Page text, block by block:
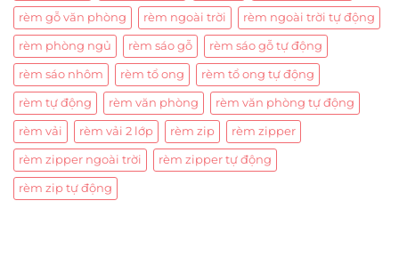
rèm gỗ văn phòng rèm ngoài trời rèm ngoài trời tự động
rèm phòng ngủ rèm sáo gỗ rèm sáo gỗ tự động
rèm sáo nhôm rèm tổ ong rèm tổ ong tự động
rèm tự động rèm văn phòng rèm văn phòng tự động
rèm vải rèm vải 2 lớp rèm zip rèm zipper
rèm zipper ngoài trời rèm zipper tự động
rèm zip tự động